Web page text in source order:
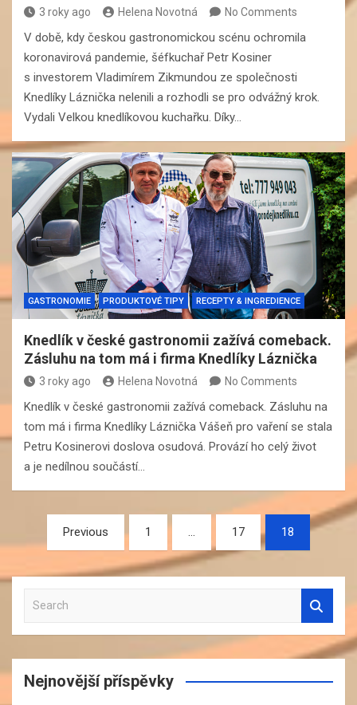
3 roky ago Helena Novotná No Comments
V době, kdy českou gastronomickou scénu ochromila
koronavirová pandemie, šéfkuchař Petr Kosiner
s investorem Vladimírem Zikmundou ze společnosti
Knedlíky Láznička nelenili a rozhodli se pro odvážný krok.
Vydali Velkou knedlíkovou kuchařku. Díky…
GASTRONOMIE PRODUKTOVÉ TIPY RECEPTY & INGREDIENCE
Knedlík v české gastronomii zažívá comeback.
Zásluhu na tom má i firma Knedlíky Láznička
3 roky ago Helena Novotná No Comments
Knedlík v české gastronomii zažívá comeback. Zásluhu na
tom má i firma Knedlíky Láznička Vášeň pro vaření se stala
Petru Kosinerovi doslova osudová. Provází ho celý život
a je nedílnou součástí…
Navigace
pro
příspěvky
Previous 1 … 17 18
a
r
c
Nejnovější příspěvky